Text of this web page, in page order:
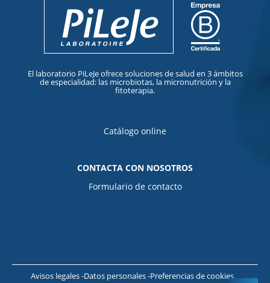
El laboratorio PiLeJe ofrece soluciones de salud en 3 ámbitos
de especialidad: las microbiotas, la micronutrición y la
fitoterapia.
Catálogo online
CONTACTA CON NOSOTROS
Formulario de contacto
Avisos legales Datos personales Preferencias de cookies